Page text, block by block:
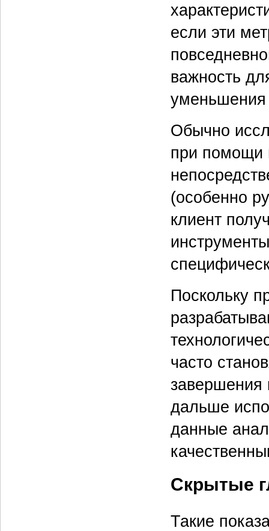
если эти
важность
уменьшения
Обычно
при помощи
(особенно
клиент
Поскольку
часто
завершения
дальше
данные
Скрытые
Такие